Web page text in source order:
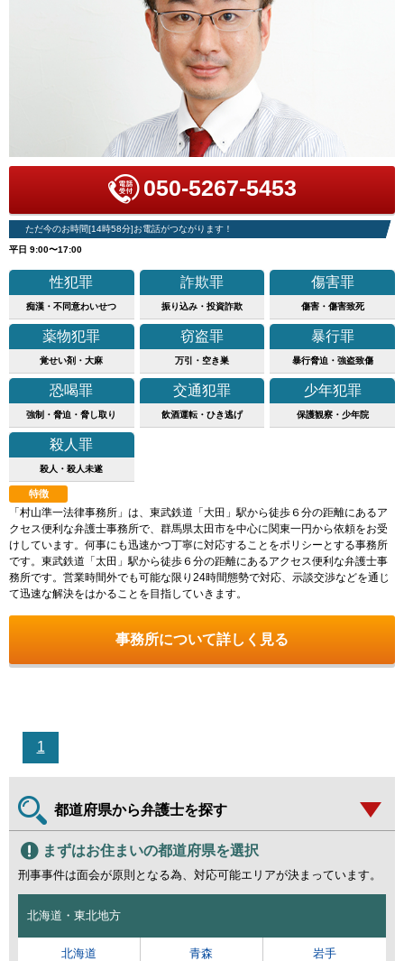
050-5267-5453
ただ今のお時間[14時58分]お電話がつながります！
平日 9:00〜17:00
性犯罪
痴漢・不同意わいせつ
詐欺罪
振り込み・投資詐欺
傷害罪
傷害・傷害致死
薬物犯罪
覚せい剤・大麻
窃盗罪
万引・空き巣
暴行罪
暴行脅迫・強盗致傷
恐喝罪
強制・脅迫・脅し取り
交通犯罪
飲酒運転・ひき逃げ
少年犯罪
保護観察・少年院
殺人罪
殺人・殺人未遂
特徴
「村山準一法律事務所」は、東武鉄道「大田」駅から徒歩６分の距離にあるア
クセス便利な弁護士事務所で、群馬県太田市を中心に関東一円から依頼をお受
けしています。何事にも迅速かつ丁寧に対応することをポリシーとする事務所
です。東武鉄道「太田」駅から徒歩６分の距離にあるアクセス便利な弁護士事
務所です。営業時間外でも可能な限り24時間態勢で対応、示談交渉などを通じ
て迅速な解決をはかることを目指していきます。
事務所について詳しく見る
1
都道府県から弁護士を探す
まずはお住まいの都道府県を選択
刑事事件は面会が原則となる為、対応可能エリアが決まっています。
北海道・東北地方
北海道 青森 岩手